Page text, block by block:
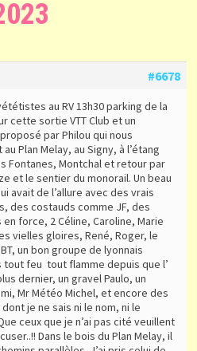
#6678
au RV 13h30 parking de la
cette sortie VTT Club et un
par Philou qui nous
Plan Melay, au Signy, à l’étang
Fontanes, Montchal et retour par
et le sentier du monorail. Un beau
avait de l’allure avec des vrais
des costauds comme JF, des
en force, 2 Céline, Caroline, Marie
vielles gloires, René, Roger, le
un bon groupe de lyonnais
feu tout flamme depuis que l’
dernier, un gravel Paulo, un
Mr Météo Michel, et encore des
je ne sais ni le nom, ni le
ceux que je n’ai pas cité veuillent
Dans le bois du Plan Melay, il